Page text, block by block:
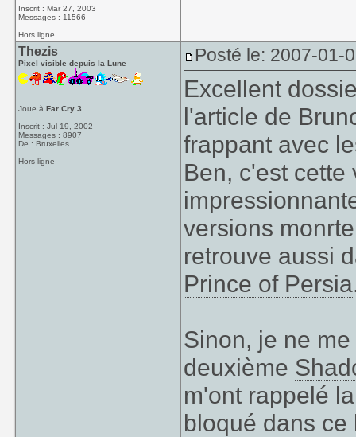
Inscrit : Mar 27, 2003
Messages : 11566
Hors ligne
Thezis
Pixel visible depuis la Lune
Joue àFar Cry 3
Inscrit : Jul 19, 2002
Messages : 8907
De : Bruxelles
Hors ligne
Posté le: 2007-01-
Excellent
l'article de
frappant avec
Ben, c'est
versions
retrouve aussi
Prince of Persia
Sinon, je ne
deuxième
m'ont rappelé
bloqué dans